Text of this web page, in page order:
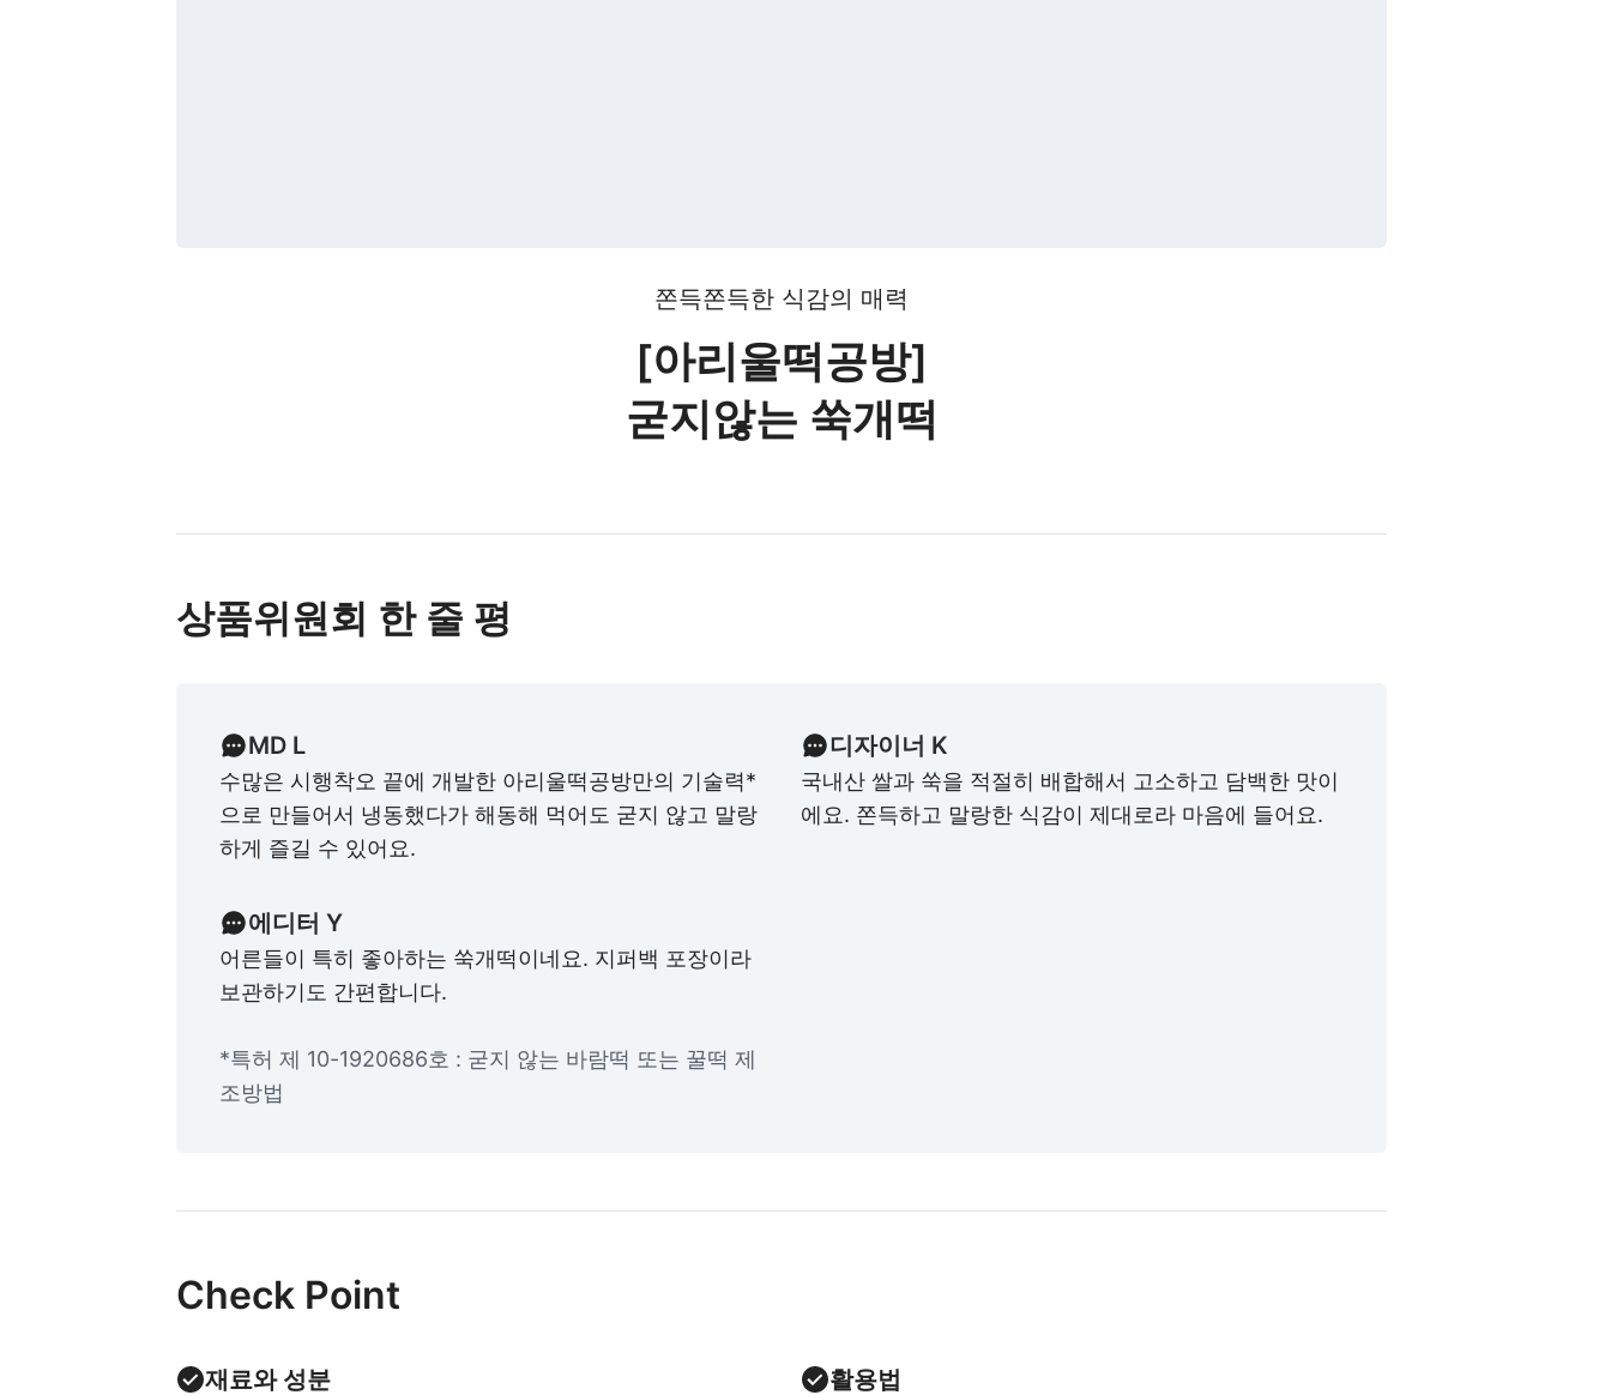
쫀득쫀득한 식감의 매력
[아리울떡공방]
굳지않는 쑥개떡
상품위원회 한 줄 평
MD L
수많은 시행착오 끝에 개발한 아리울떡공방만의 기술력*
으로 만들어서 냉동했다가 해동해 먹어도 굳지 않고 말랑
하게 즐길 수 있어요.
디자이너 K
국내산 쌀과 쑥을 적절히 배합해서 고소하고 담백한 맛이
에요. 쫀득하고 말랑한 식감이 제대로라 마음에 들어요.
에디터 Y
어른들이 특히 좋아하는 쑥개떡이네요. 지퍼백 포장이라
보관하기도 간편합니다.
*특허 제 10-1920686호 : 굳지 않는 바람떡 또는 꿀떡 제
조방법
Check Point
재료와 성분 활용법